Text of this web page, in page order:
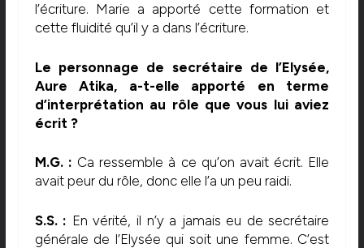
l’écriture. Marie a apporté cette formation et
cette fluidité qu’il y a dans l’écriture.
Le personnage de secrétaire de l’Elysée,
Aure Atika, a-t-elle apporté en terme
d’interprétation au rôle que vous lui aviez
écrit ?
M.G. : Ca ressemble à ce qu’on avait écrit. Elle
avait peur du rôle, donc elle l’a un peu raidi.
S.S. : En vérité, il n’y a jamais eu de secrétaire
générale de l’Elysée qui soit une femme. C’est